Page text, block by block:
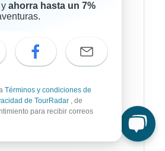
ahorra hasta un 7%
Términos y condiciones de
de TourRadar , de
para recibir correos